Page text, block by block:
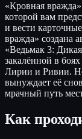
«Кровная
которой вам
и вести
вражда» создана
«Ведьмак 3:
закалённой в
Лирии и Ривии.
вынуждает её
мрачный путь
Как